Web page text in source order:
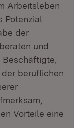
Arbeitsleben
Potenzial
der
und
beruflichen
Vorteile eine